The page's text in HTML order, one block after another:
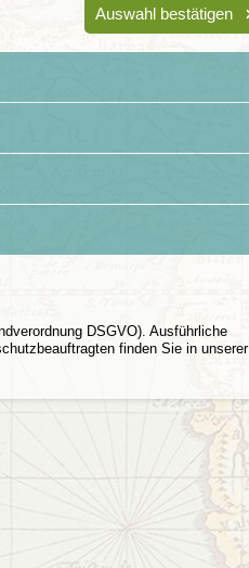
Auswahl bestätigen
DSGVO). Ausführliche
finden Sie in unserer